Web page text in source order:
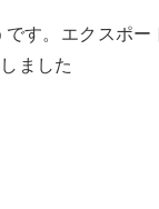
す。エクスポー
ました